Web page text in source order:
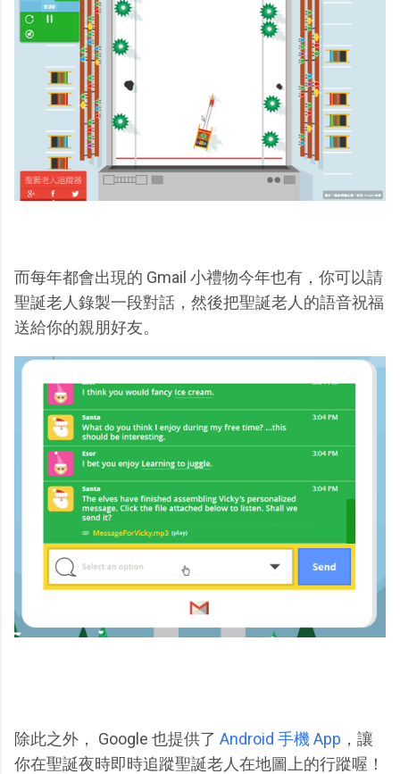
而每年都會出現的 Gmail 小禮物今年也有，你可以請
聖誕老人錄製一段對話，然後把聖誕老人的語音祝福
送給你的親朋好友。
除此之外， Google 也提供了 Android 手機 App ，讓
你在聖誕夜時即時追蹤聖誕老人在地圖上的行蹤喔！